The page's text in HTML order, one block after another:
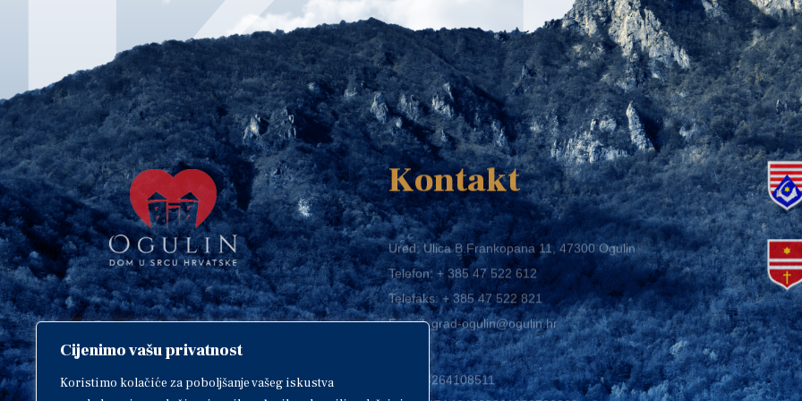
Cijenimo vašu privatnost
Koristimo kolačiće za poboljšanje vašeg iskustva
Copyright © 2018. Grad Ogulin,
sva prava pridržana.
Kontakt
Ured: Ulica B.Frankopana 11, 47300 Ogulin
Telefon:+ 385 47 522 612
Telefaks:+ 385 47 522 821
E-mail:grad-ogulin@ogulin.hr
OIB: 58264108511
IBAN: HR1424020061829700009